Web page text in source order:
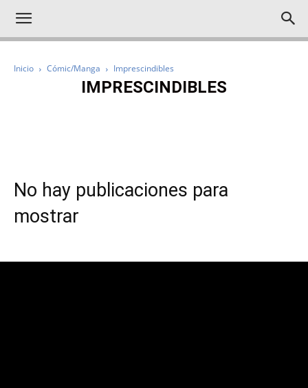
Inicio Cómic/Manga Imprescindibles
IMPRESCINDIBLES
No hay publicaciones para
mostrar